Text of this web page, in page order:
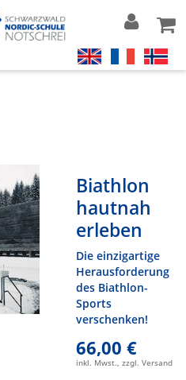
Biathlon
hautnah
erleben
Die einzigartige
Herausforderung
des Biathlon-
Sports
verschenken!
66,00 €
inkl. Mwst., zzgl. Versand